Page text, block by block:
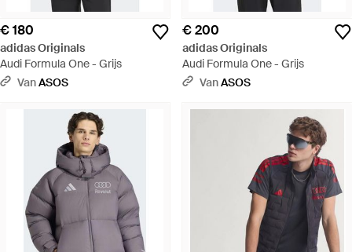
€ 180
adidas Originals
Audi Formula One - Grijs
VanASOS
€ 200
adidas Originals
Audi Formula One - Grijs
VanASOS